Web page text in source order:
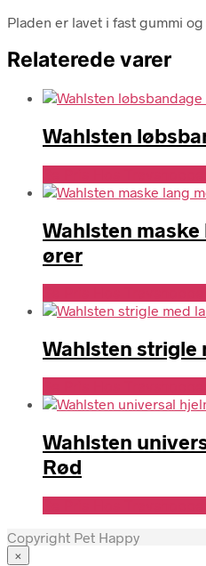
Pladen er lavet i fast gummi og
Relaterede varer
Wahlsten
Wahlsten maske
ører
Wahlsten strigle
Wahlsten
Rød
Copyright Pet Happy
×